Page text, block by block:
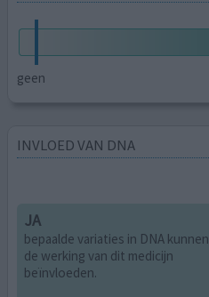
geen
INVLOED VAN DNA
JA
bepaalde variaties in DNA kunnen
de werking van dit medicijn
beïnvloeden.